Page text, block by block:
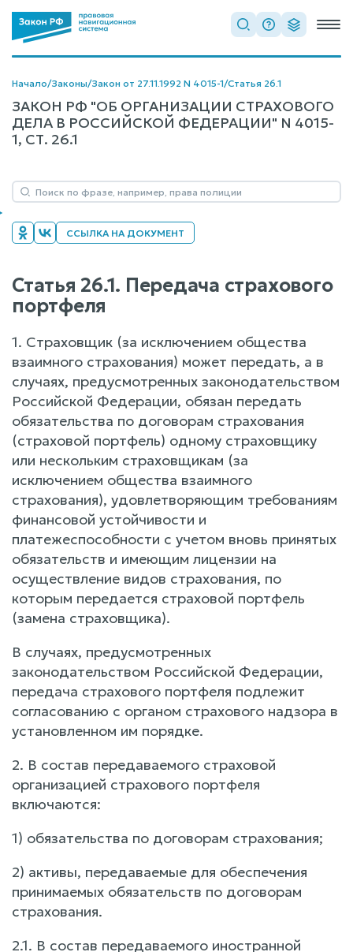
Начало/Законы/Закон от 27.11.1992 N 4015-1/Статья 26.1
ЗАКОН РФ "ОБ ОРГАНИЗАЦИИ СТРАХОВОГО
ДЕЛА В РОССИЙСКОЙ ФЕДЕРАЦИИ" N 4015-
1, СТ. 26.1
ССЫЛКА НА ДОКУМЕНТ
Статья 26.1. Передача страхового
портфеля
1. Страховщик (за исключением общества
взаимного страхования) может передать, а в
случаях, предусмотренных законодательством
Российской Федерации, обязан передать
обязательства по договорам страхования
(страховой портфель) одному страховщику
или нескольким страховщикам (за
исключением общества взаимного
страхования), удовлетворяющим требованиям
финансовой устойчивости и
платежеспособности с учетом вновь принятых
обязательств и имеющим лицензии на
осуществление видов страхования, по
которым передается страховой портфель
(замена страховщика).
В случаях, предусмотренных
законодательством Российской Федерации,
передача страхового портфеля подлежит
согласованию с органом страхового надзора в
установленном им порядке.
2. В состав передаваемого страховой
организацией страхового портфеля
включаются:
1) обязательства по договорам страхования;
2) активы, передаваемые для обеспечения
принимаемых обязательств по договорам
страхования.
2.1. В состав передаваемого иностранной